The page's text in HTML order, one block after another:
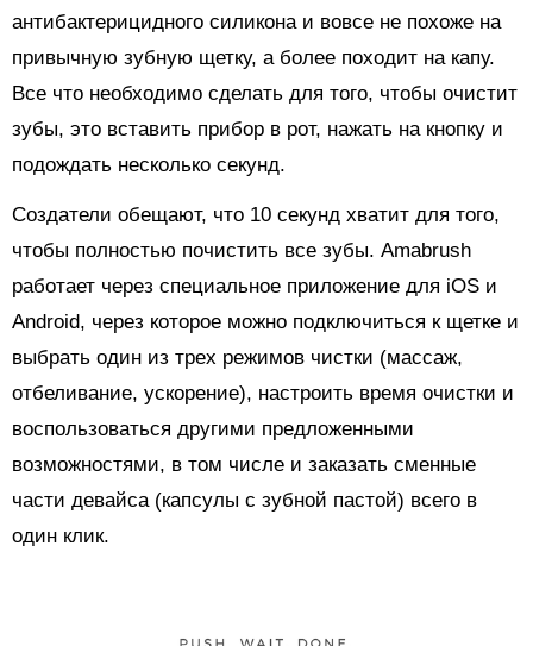
антибактерицидного силикона и вовсе не похоже на
привычную зубную щетку, а более походит на капу.
Все что необходимо сделать для того, чтобы очистит
зубы, это вставить прибор в рот, нажать на кнопку и
подождать несколько секунд.
Создатели обещают, что 10 секунд хватит для того,
чтобы полностью почистить все зубы. Amabrush
работает через специальное приложение для iOS и
Android, через которое можно подключиться к щетке и
выбрать один из трех режимов чистки (массаж,
отбеливание, ускорение), настроить время очистки и
воспользоваться другими предложенными
возможностями, в том числе и заказать сменные
части девайса (капсулы с зубной пастой) всего в
один клик.